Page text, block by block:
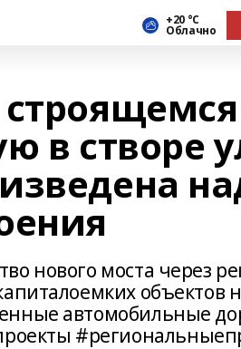
+20 °С
Облачно
в створе
нового моста через
объектов
автомобильные